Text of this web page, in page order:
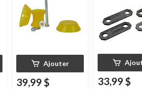
Ajouter
39,99 $ 33,99 $